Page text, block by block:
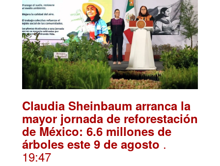
Claudia Sheinbaum arranca la
mayor jornada de reforestación
de México: 6.6 millones de
árboles este 9 de agosto .
19:47